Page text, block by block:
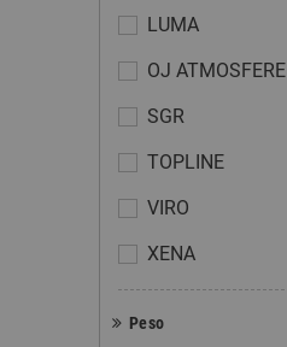
LUMA
OJ ATMOSFERE
SGR
TOPLINE
VIRO
XENA
Peso